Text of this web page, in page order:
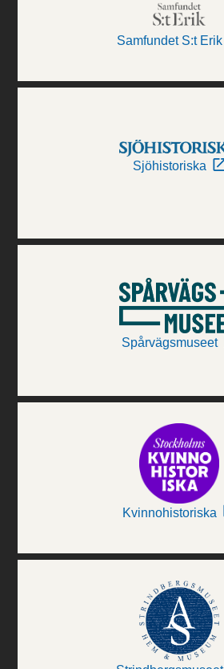
Samfundet S:t Erik
Sjöhistoriska
Spårvägsmuseet
Kvinnohistoriska